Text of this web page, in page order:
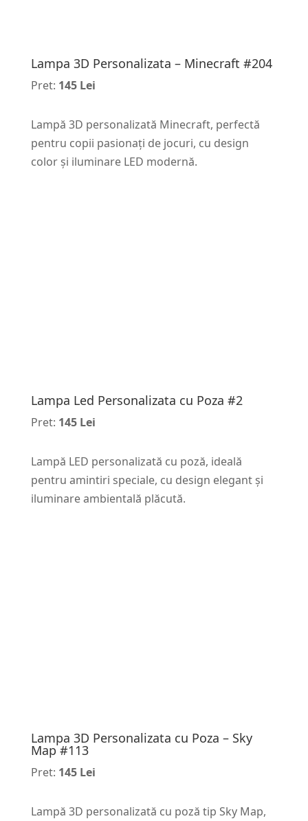
Lampa 3D Personalizata – Minecraft #204
Pret: 145 Lei
Lampă 3D personalizată Minecraft, perfectă
pentru copii pasionați de jocuri, cu design
color și iluminare LED modernă.
Lampa Led Personalizata cu Poza #2
Pret: 145 Lei
Lampă LED personalizată cu poză, ideală
pentru amintiri speciale, cu design elegant și
iluminare ambientală plăcută.
Lampa 3D Personalizata cu Poza – Sky
Map #113
Pret: 145 Lei
Lampă 3D personalizată cu poză tip Sky Map,